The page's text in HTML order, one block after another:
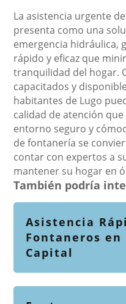
La asistencia urgente
presenta como una
emergencia hidráulica,
rápido y eficaz que
tranquilidad del hogar.
capacitados y
habitantes de Lugo
calidad de atención
entorno seguro y
de fontanería se
contar con expertos a
mantener su hogar en
También podría
Asistencia
Fontaneros en
Capital